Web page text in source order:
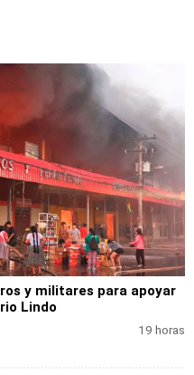
y militares para apoyar
Lindo
19 horas